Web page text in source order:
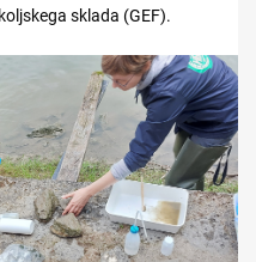
sklada (GEF).